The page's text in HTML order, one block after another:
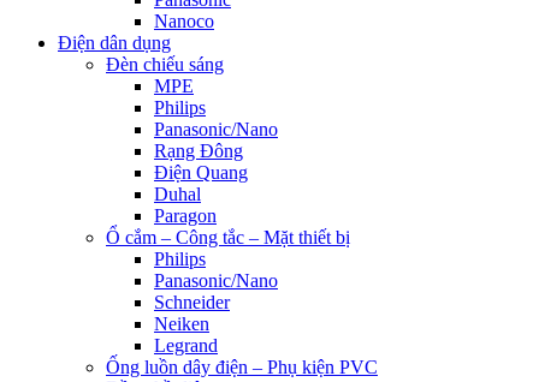
Nanoco
Điện dân dụng
Đèn chiếu sáng
MPE
Philips
Panasonic/Nano
Rạng Đông
Điện Quang
Duhal
Paragon
Ổ cắm – Công tắc – Mặt thiết bị
Philips
Panasonic/Nano
Schneider
Neiken
Legrand
Ống luồn dây điện – Phụ kiện PVC